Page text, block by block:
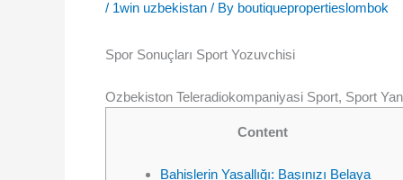
/ 1win uzbekistan / By boutiquepropertieslombok
Spor Sonuçları Sport Yozuvchisi
Ozbekiston Teleradiokompaniyasi Sport, Sport
Content
Bahislerin Yasallığı: Başınızı Belaya